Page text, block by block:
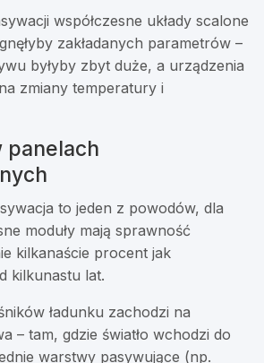
współczesne układy scalone
zakładanych parametrów –
byłyby zbyt duże, a urządzenia
zmiany temperatury i
panelach
to jeden z powodów, dla
moduły mają sprawność
kilkanaście procent jak
kilkunastu lat.
ładunku zachodzi na
– tam, gdzie światło wchodzi do
warstwy pasywujące (np.